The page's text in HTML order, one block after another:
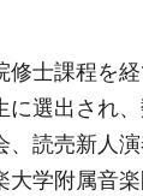
士課程を
選出され
、読売新人
学附属音